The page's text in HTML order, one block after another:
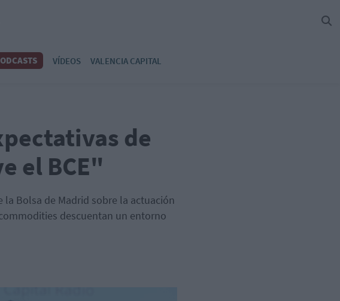
VÍDEOS VALENCIA CAPITAL
de
el BCE"
Bolsa de Madrid sobre la actuación
descuentan un entorno